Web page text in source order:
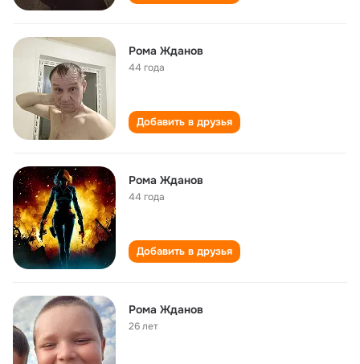
Рома Жданов
44 года
Добавить в друзья
Рома Жданов
44 года
Добавить в друзья
Рома Жданов
26 лет